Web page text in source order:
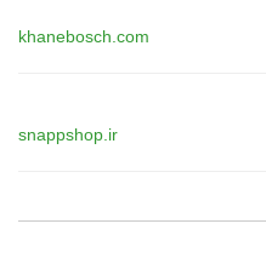
khanebosch.com
snappshop.ir